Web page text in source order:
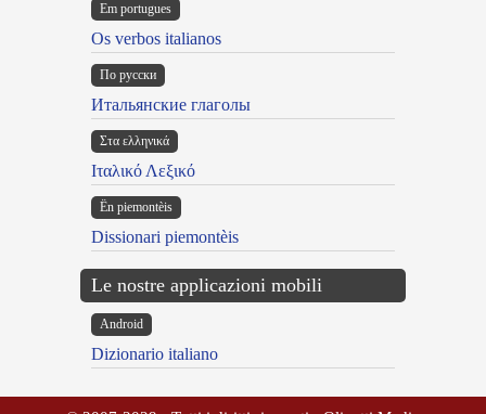
Em portugues
Os verbos italianos
По русски
Итальянские глаголы
Στα ελληνικά
Ιταλικό Λεξικό
Ën piemontèis
Dissionari piemontèis
Le nostre applicazioni mobili
Android
Dizionario italiano